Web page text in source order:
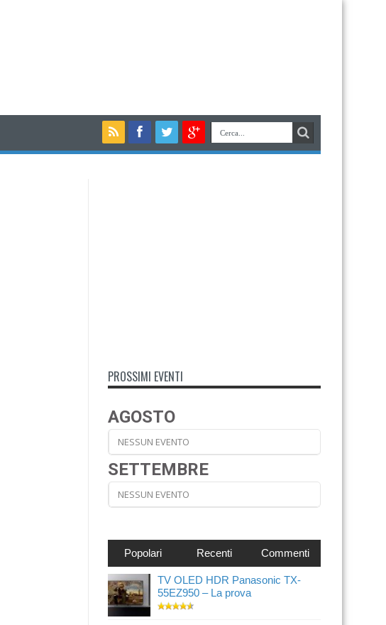
PROSSIMI EVENTI
AGOSTO
NESSUN EVENTO
SETTEMBRE
NESSUN EVENTO
Popolari Recenti Commenti
TV OLED HDR Panasonic TX-
55EZ950 – La prova